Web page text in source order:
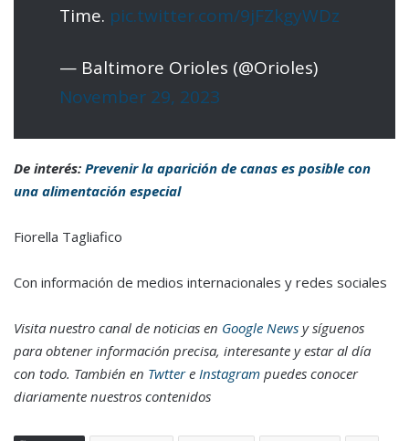
Time. pic.twitter.com/9jFZkgyWDz
— Baltimore Orioles (@Orioles)
November 29, 2023
De interés: Prevenir la aparición de canas es posible con
una alimentación especial
Fiorella Tagliafico
Con información de medios internacionales y redes sociales
Visita nuestro canal de noticias en Google News y síguenos
para obtener información precisa, interesante y estar al día
con todo. También en Twttere Instagram puedes conocer
diariamente nuestros contenidos